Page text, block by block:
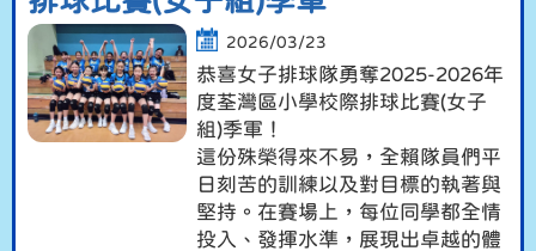
2026/03/23
恭喜女子排球隊勇奪2025-2026年
度荃灣區小學校際排球比賽(女子
組)季軍！
這份殊榮得來不易，全賴隊員們平
日刻苦的訓練以及對目標的執著與
堅持。在賽場上，每位同學都全情
投入、發揮水準，展現出卓越的體